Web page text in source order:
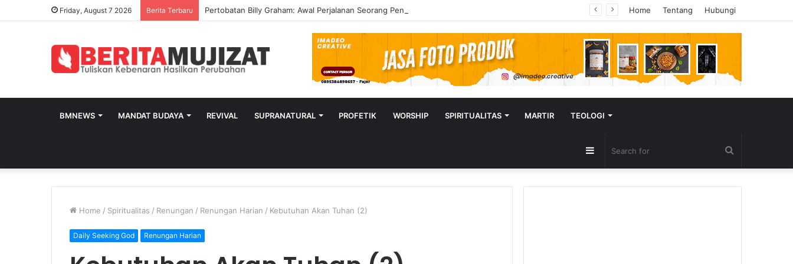
Friday, August 7 2026 Berita Terbaru Pertobatan Billy Graham: Awal Perjalanan Seorang Penginjil Dunia Home Tentang Hubungi
BMNEWS MANDAT BUDAYA REVIVAL SUPRANATURAL PROFETIK WORSHIP SPIRITUALITAS MARTIR TEOLOGI
for
Sidebar
Home / Spiritualitas / Renungan / Renungan Harian / Kebutuhan Akan Tuhan (2)
Daily Seeking God Renungan Harian